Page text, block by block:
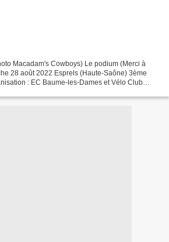
28 août 2022 Esprels (Haute-Saône) 3ème
: EC Baume-les-Dames et Vélo Club